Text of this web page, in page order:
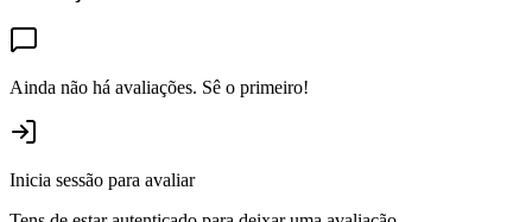
Ainda não há avaliações. Sê o primeiro!
Inicia sessão para avaliar